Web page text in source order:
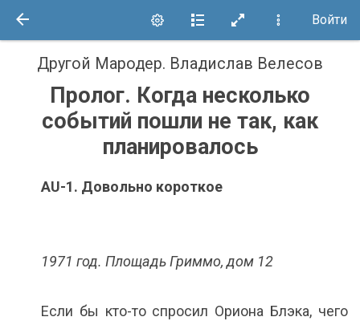
Войти
Другой Мародер. Владислав Велесов
Пролог. Когда несколько
событий пошли не так, как
планировалось
AU-1. Довольно короткое
1971 год. Площадь Гриммо, дом 12
Если бы кто-то спросил Ориона Блэка, чего